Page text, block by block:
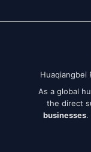
Huaqiangbei
As a global
the direct
businesses.